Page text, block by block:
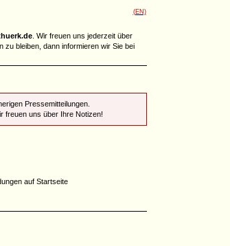
(EN)
. Wir freuen uns jederzeit über
zu bleiben, dann informieren wir Sie bei
Pressemitteilungen.
freuen uns über Ihre Notizen!
auf Startseite